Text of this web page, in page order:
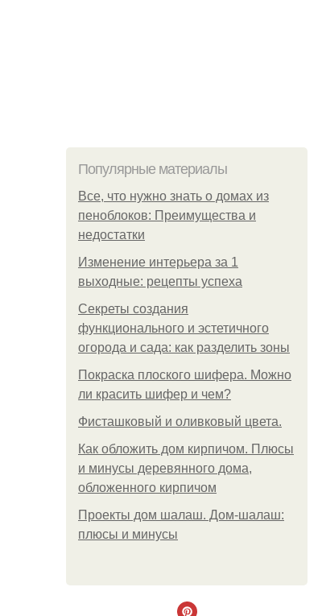
Популярные материалы
Все, что нужно знать о домах из
пеноблоков: Преимущества и
недостатки
Изменение интерьера за 1
выходные: рецепты успеха
Секреты создания
функционального и эстетичного
огорода и сада: как разделить зоны
Покраска плоского шифера. Можно
ли красить шифер и чем?
Фисташковый и оливковый цвета.
Как обложить дом кирпичом. Плюсы
и минусы деревянного дома,
обложенного кирпичом
Проекты дом шалаш. Дом-шалаш:
плюсы и минусы